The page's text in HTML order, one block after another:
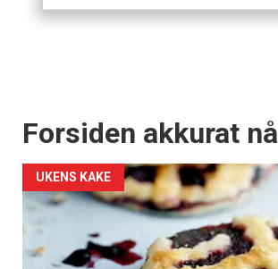
Forsiden akkurat nå
UKENS KAKE